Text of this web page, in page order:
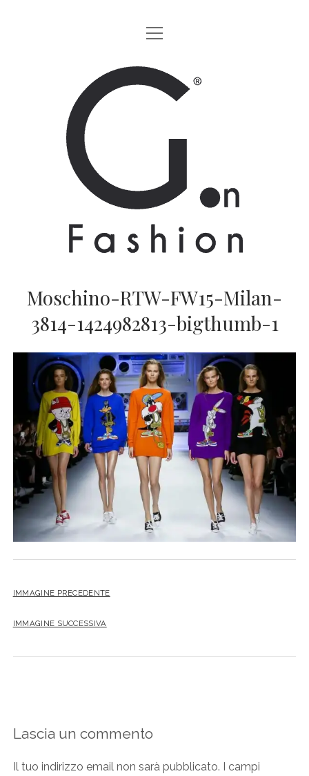
HOME
MODA
LIFESTYLE
CHI SIAMO
EN
apri
menu
G.on
Fashion
Magazine
Moschino-RTW-FW15-Milan-
3814-1424982813-bigthumb-1
IMMAGINE PRECEDENTE
IMMAGINE SUCCESSIVA
Lascia un commento
Il tuo indirizzo email non sarà pubblicato.
I campi